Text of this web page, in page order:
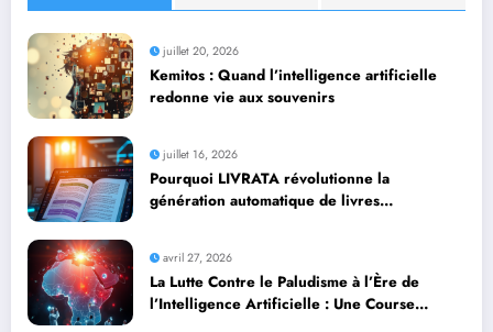
juillet 20, 2026
Kemitos : Quand l’intelligence artificielle
redonne vie aux souvenirs
juillet 16, 2026
Pourquoi LIVRATA révolutionne la
génération automatique de livres
avril 27, 2026
La Lutte Contre le Paludisme à l’Ère de
l’Intelligence Artificielle : Une Course